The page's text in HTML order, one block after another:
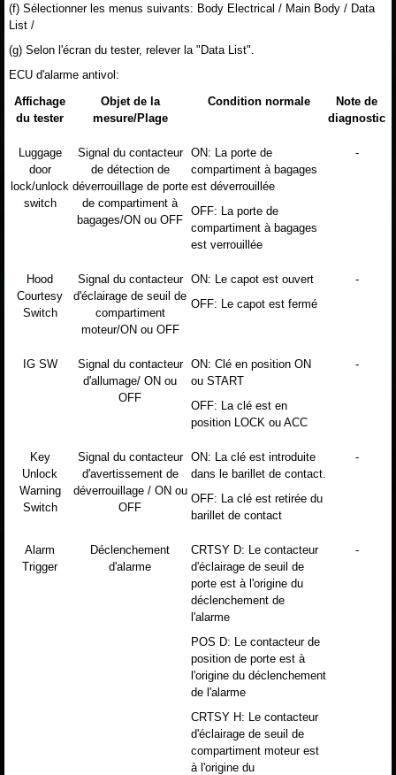
(f) Sélectionner les menus suivants: Body Electrical / Main Body / Data
List /
(g) Selon l'écran du tester, relever la "Data List".
ECU d'alarme antivol:
Affichage
du tester
Objet de la
mesure/Plage
Condition normale
Note de
diagnostic
Luggage
door
lock/unlock
switch
Signal du contacteur
de détection de
déverrouillage de porte
de compartiment à
bagages/ON ou OFF
ON: La porte de
compartiment à bagages
est déverrouillée
OFF: La porte de
compartiment à bagages
est verrouillée
-
Hood
Courtesy
Switch
Signal du contacteur
d'éclairage de seuil de
compartiment
moteur/ON ou OFF
ON: Le capot est ouvert
OFF: Le capot est fermé
-
IG SW
Signal du contacteur
d'allumage/ ON ou
OFF
ON: Clé en position ON
ou START
OFF: La clé est en
position LOCK ou ACC
-
Key
Unlock
Warning
Switch
Signal du contacteur
d'avertissement de
déverrouillage / ON ou
OFF
ON: La clé est introduite
dans le barillet de contact.
OFF: La clé est retirée du
barillet de contact
-
Alarm
Trigger
Déclenchement
d'alarme
CRTSY D: Le contacteur
d'éclairage de seuil de
porte est à l'origine du
déclenchement de
l'alarme
POS D: Le contacteur de
position de porte est à
l'origine du déclenchement
de l'alarme
CRTSY H: Le contacteur
d'éclairage de seuil de
compartiment moteur est
à l'origine du
-